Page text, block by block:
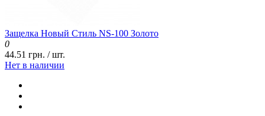
Защелка Новый Стиль NS-100 Золото
0
44.51 грн. / шт.
Нет в наличии